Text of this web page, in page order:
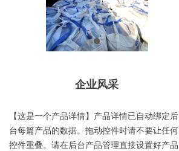
【这是一个产品详情】产品详情已自动绑定后
台每篇产品的数据。拖动控件时请不要让任何
控件重叠。请在后台产品管理直接设置好产品
企业风采